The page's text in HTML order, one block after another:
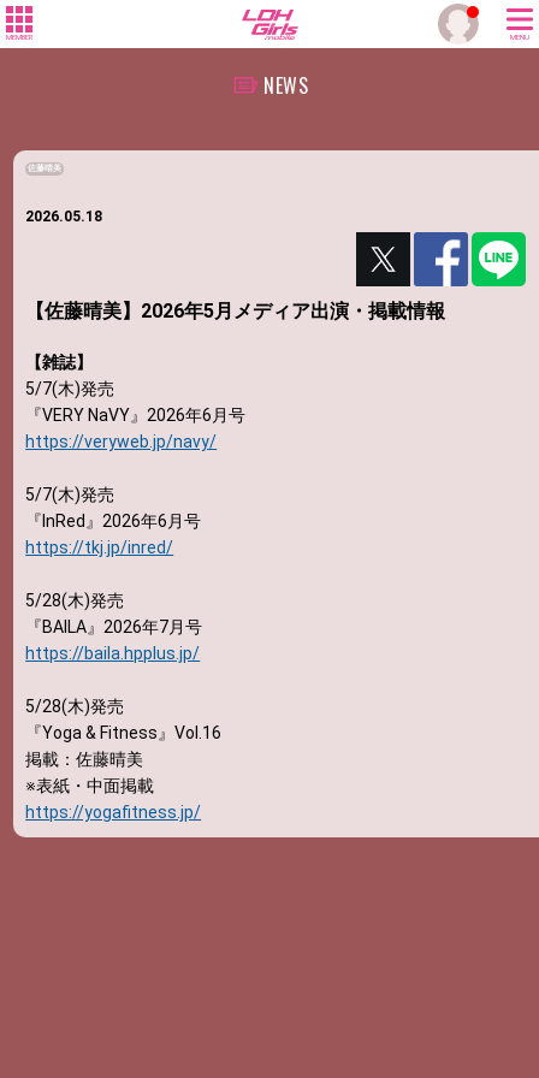
MEMBER MENU
NEWS
佐藤晴美
2026.05.18
【佐藤晴美】2026年5月メディア出演・掲載情報
【雑誌】
5/7(木)発売
『VERY NaVY』2026年6月号
https://veryweb.jp/navy/
5/7(木)発売
『InRed』2026年6月号
https://tkj.jp/inred/
5/28(木)発売
『BAILA』2026年7月号
https://baila.hpplus.jp/
5/28(木)発売
『Yoga & Fitness』Vol.16
掲載：佐藤晴美
※表紙・中面掲載
https://yogafitness.jp/